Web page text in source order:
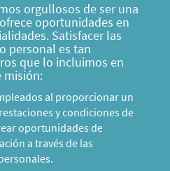
orgullosos de ser una
oportunidades en
Satisfacer las
personal es tan
que lo incluimos en
misión:
al proporcionar un
y condiciones de
oportunidades de
a través de las